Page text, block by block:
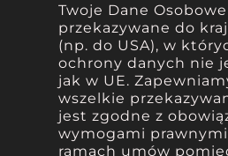
Twoje Dane
przekazywane do
(np. do USA), w
ochrony danych nie
jak w UE.
wszelkie
jest zgodne z
wymogami
ramach umów